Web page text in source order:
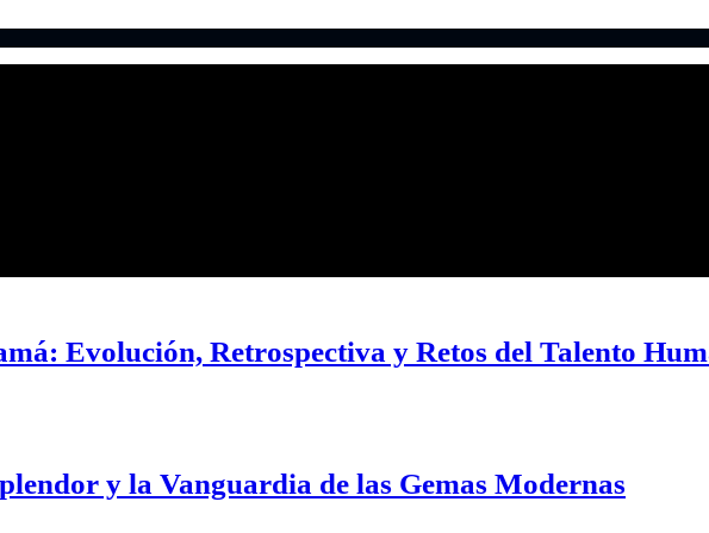
Evolución, Retrospectiva y Retos del Talento
y la Vanguardia de las Gemas Modernas